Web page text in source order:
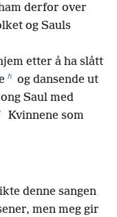
derfor over
og Sauls
etter å ha slått
h og dansende ut
Saul med
Kvinnene som
denne sangen
men meg gir